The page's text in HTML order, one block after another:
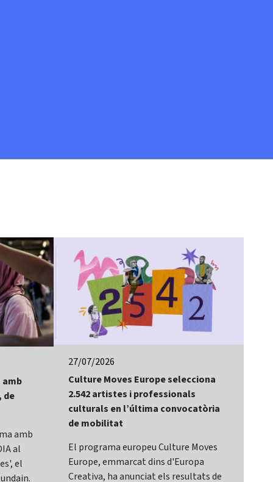
de
amb
al
el
27/07/2026
Culture Moves Europe selecciona
2.542 artistes i professionals
culturals en l’última convocatòria
de mobilitat
El programa europeu Culture Moves
Europe, emmarcat dins d'Europa
Creativa, ha anunciat els resultats de